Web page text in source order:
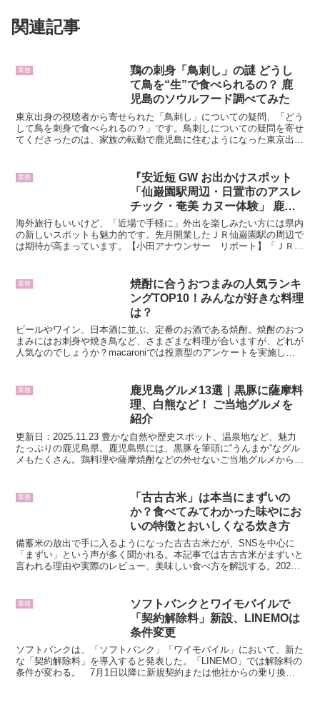
関連記事
業務
鶏の刺身「鳥刺し」の謎 どうし
て鳥を“生”で食べられるの？ 鹿
児島のソウルフード調べてみた
東京出身の視聴者から寄せられた「鳥刺し」についての疑問、「どう
して鳥を刺身で食べられるの？」です。鳥刺しについての疑問を寄せ
てくださったのは、家族の転勤で鹿児島に住むようになった東京出身
業務
『安近短 GW お出かけスポット
「仙巌園駅周辺・日置市のアスレ
チック・奄美 カヌー体験」 鹿児
島』
海外旅行もいいけど、「近場で手軽に」外出を楽しみたい方には県内
の新しいスポットも魅力的です。先月開業したＪＲ仙巌園駅の周辺で
は期待が高まっています。【小田アナウンサー リポート】「ＪＲ仙
業務
焼酎に合うおつまみの人気ランキ
ングTOP10！みんなが好きな料理
は？
ビールやワイン、日本酒に並ぶ、定番のお酒である焼酎。焼酎のおつ
まみにはお刺身や焼き鳥など、さまざまな料理が合いますが、どれが
人気なのでしょうか？macaroniでは投票型のアンケートを実施し、
業務
鹿児島グルメ13選｜黒豚に薩摩料
理、白熊など！ ご当地グルメを
紹介
更新日：2025.11.23 豊かな自然や歴史スポット、温泉地など、魅力
たっぷりの鹿児島県。鹿児島県には、黒豚を筆頭に“うんまか“なグル
メもたくさん。鶏料理や薩摩焼酎などの外せないご当地グルメから、
業務
「古古古米」は本当にまずいの
か？食べてみてわかった味やにお
いの特徴とおいしくなる炊き方
備蓄米の放出で手に入るようになった古古古米だが、SNSを中心に
「まずい」という声が多く聞かれる。本記事では古古古米がまずいと
言われる理由や実際のレビュー、美味しい食べ方を解説する。2025
業務
ソフトバンクとワイモバイルで
「契約解除料」新設、LINEMOは
条件変更
ソフトバンクは、「ソフトバンク」「ワイモバイル」において、新た
な「契約解除料」を導入すると発表した。「LINEMO」では解除料の
条件が変わる。 7月1日以降に新規契約または他社からの乗り換え